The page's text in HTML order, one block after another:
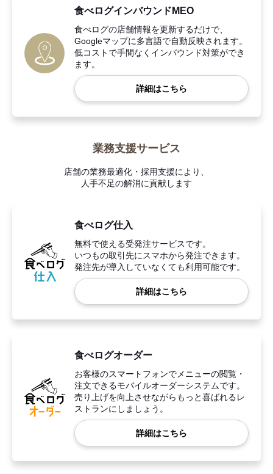
食べログインバウンドMEO
食べログの店舗情報を更新するだけで、
Googleマップに多言語で自動反映されます。
低コストで手間なくインバウンド対策ができ
ます。
詳細はこちら
業務支援サービス
店舗の業務最適化・採用支援により、
人手不足の解消に貢献します
食べログ仕入
無料で使える受発注サービスです。
いつもの取引先にスマホから発注できます。
発注先が導入していなくても利用可能です。
詳細はこちら
食べログオーダー
お客様のスマートフォンでメニューの閲覧・
注文できるモバイルオーダーシステムです。
売り上げを向上させながらもっと喜ばれるレ
ストランにしましょう。
詳細はこちら